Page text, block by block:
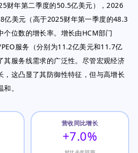
财年第二季度的50.5亿美元），2026
亿美元（高于2025财年第一季度的48.3
个位数的增长率。增长由HCM部门
PEO服务（分别为11.2亿美元和11.7亿
其服务线需求的广泛性。尽管宏观经济
，这凸显了其防御性特征，但与高增长
。
营收同比增长
+7.0%